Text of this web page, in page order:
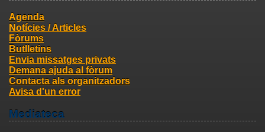
Agenda
Notícies / Articles
Fòrums
Butlletins
Envia missatges privats
Demana ajuda al fòrum
Contacta als organitzadors
Avisa d'un error
Mediateca